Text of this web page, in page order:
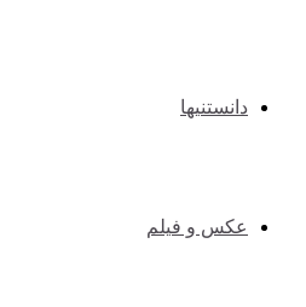
دانستنیها
عکس و فیلم